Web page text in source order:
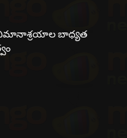
విమానాశ్రయాల బాధ్యత